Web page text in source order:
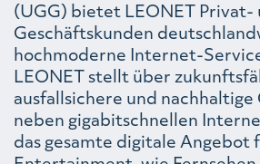
(UGG) bietet LEONET Privat-
Geschäftskunden
hochmoderne Internet-
LEONET stellt über
ausfallsichere und nachhaltige
neben gigabitschnellen
das gesamte digitale Angebot